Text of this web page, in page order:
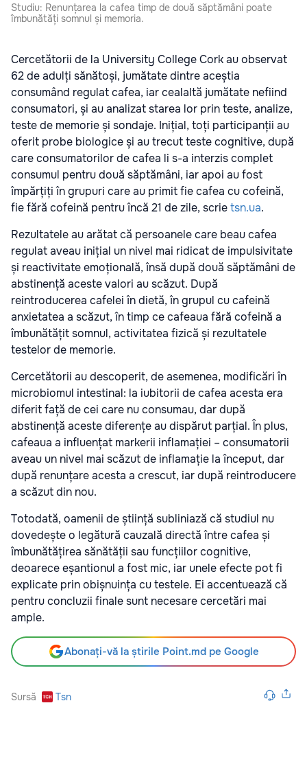
Studiu: Renunțarea la cafea timp de două săptămâni poate
îmbunătăți somnul și memoria.
Cercetătorii de la University College Cork au observat
62 de adulți sănătoși, jumătate dintre aceștia
consumând regulat cafea, iar cealaltă jumătate nefiind
consumatori, și au analizat starea lor prin teste, analize,
teste de memorie și sondaje. Inițial, toți participanții au
oferit probe biologice și au trecut teste cognitive, după
care consumatorilor de cafea li s-a interzis complet
consumul pentru două săptămâni, iar apoi au fost
împărțiți în grupuri care au primit fie cafea cu cofeină,
fie fără cofeină pentru încă 21 de zile, scrietsn.ua.
Rezultatele au arătat că persoanele care beau cafea
regulat aveau inițial un nivel mai ridicat de impulsivitate
și reactivitate emoțională, însă după două săptămâni de
abstinență aceste valori au scăzut. După
reintroducerea cafelei în dietă, în grupul cu cafeină
anxietatea a scăzut, în timp ce cafeaua fără cofeină a
îmbunătățit somnul, activitatea fizică și rezultatele
testelor de memorie.
Cercetătorii au descoperit, de asemenea, modificări în
microbiomul intestinal: la iubitorii de cafea acesta era
diferit față de cei care nu consumau, dar după
abstinență aceste diferențe au dispărut parțial. În plus,
cafeaua a influențat markerii inflamației – consumatorii
aveau un nivel mai scăzut de inflamație la început, dar
după renunțare acesta a crescut, iar după reintroducere
a scăzut din nou.
Totodată, oamenii de știință subliniază că studiul nu
dovedește o legătură cauzală directă între cafea și
îmbunătățirea sănătății sau funcțiilor cognitive,
deoarece eșantionul a fost mic, iar unele efecte pot fi
explicate prin obișnuința cu testele. Ei accentuează că
pentru concluzii finale sunt necesare cercetări mai
ample.
Abonați-vă la știrile Point.md pe Google
Sursă Tsn